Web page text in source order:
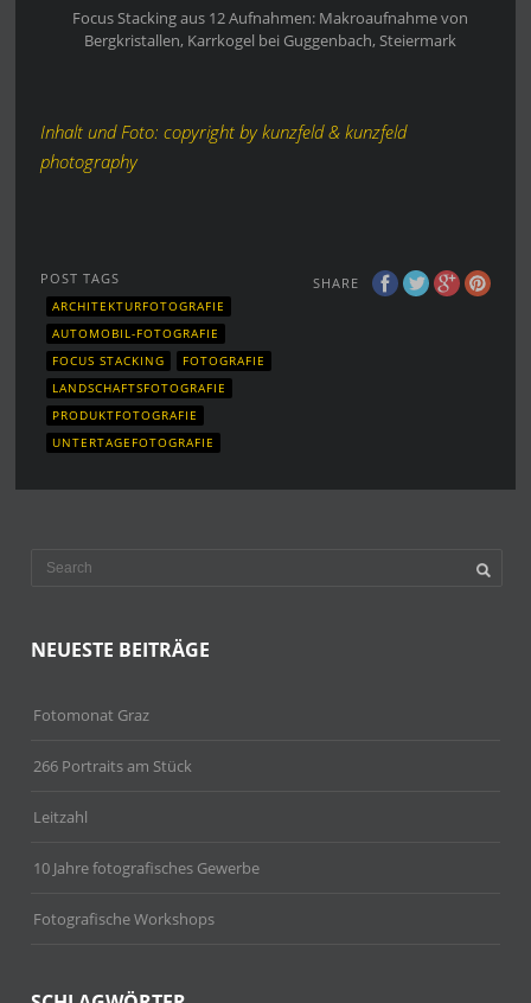
Focus Stacking aus 12 Aufnahmen: Makroaufnahme von
Bergkristallen, Karrkogel bei Guggenbach, Steiermark
Inhalt und Foto: copyright by kunzfeld & kunzfeld
photography
SHARE
POST TAGS
ARCHITEKTURFOTOGRAFIE
AUTOMOBIL-FOTOGRAFIE
FOCUS STACKING
FOTOGRAFIE
LANDSCHAFTSFOTOGRAFIE
PRODUKTFOTOGRAFIE
UNTERTAGEFOTOGRAFIE
NEUESTE BEITRÄGE
Fotomonat Graz
266 Portraits am Stück
Leitzahl
10 Jahre fotografisches Gewerbe
Fotografische Workshops